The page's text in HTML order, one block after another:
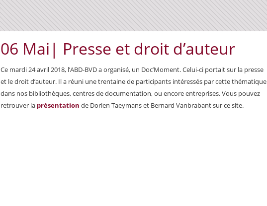
06 Mai| Presse et droit d’auteur
Ce mardi 24 avril 2018, l’ABD-BVD a organisé, un Doc’Moment. Celui-ci portait sur la presse
et le droit d’auteur. Il a réuni une trentaine de participants intéressés par cette thématique
dans nos bibliothèques, centres de documentation, ou encore entreprises. Vous pouvez
retrouver la présentation de Dorien Taeymans et Bernard Vanbrabant sur ce site.